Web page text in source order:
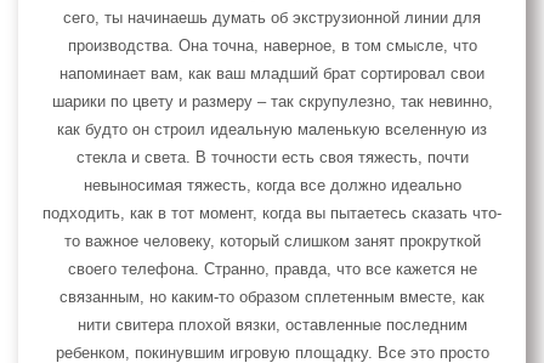
сего, ты начинаешь думать об экструзионной линии для
производства. Она точна, наверное, в том смысле, что
напоминает вам, как ваш младший брат сортировал свои
шарики по цвету и размеру – так скрупулезно, так невинно,
как будто он строил идеальную маленькую вселенную из
стекла и света. В точности есть своя тяжесть, почти
невыносимая тяжесть, когда все должно идеально
подходить, как в тот момент, когда вы пытаетесь сказать что-
то важное человеку, который слишком занят прокруткой
своего телефона. Странно, правда, что все кажется не
связанным, но каким-то образом сплетенным вместе, как
нити свитера плохой вязки, оставленные последним
ребенком, покинувшим игровую площадку. Все это просто